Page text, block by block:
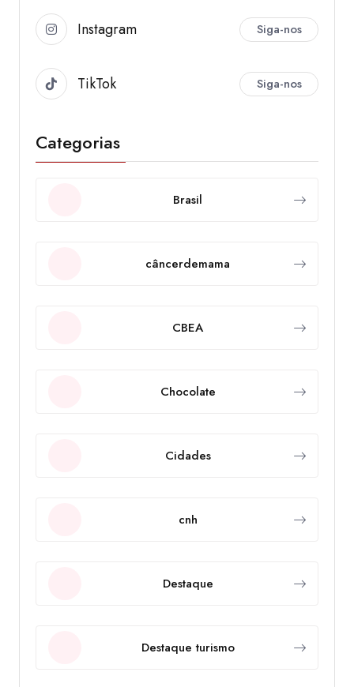
Instagram Siga-nos
TikTok Siga-nos
Categorias
Brasil
câncerdemama
CBEA
Chocolate
Cidades
cnh
Destaque
Destaque turismo